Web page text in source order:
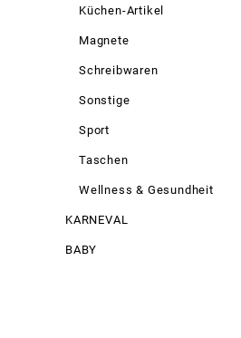
Küchen-Artikel
Magnete
Schreibwaren
Sonstige
Sport
Taschen
Wellness & Gesundheit
KARNEVAL
BABY